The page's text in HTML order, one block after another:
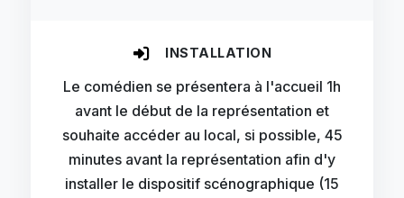
INSTALLATION
Le comédien se présentera à l'accueil 1h
avant le début de la représentation et
souhaite accéder au local, si possible, 45
minutes avant la représentation afin d'y
installer le dispositif scénographique (15